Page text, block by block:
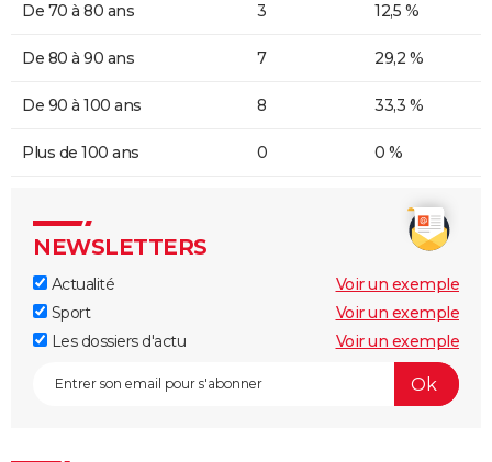
De 70 à 80 ans 3 12,5 %
De 80 à 90 ans 7 29,2 %
De 90 à 100 ans 8 33,3 %
Plus de 100 ans 0 0 %
NEWSLETTERS
Actualité
Voir un exemple
Sport
Voir un exemple
Les dossiers d'actu
Voir un exemple